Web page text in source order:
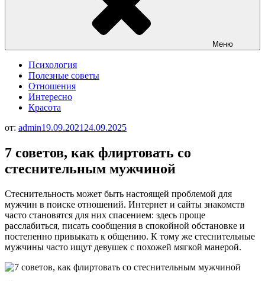
Меню
Психология
Полезные советы
Отношения
Интересно
Красота
от: admin19.09.2021 24.09.2025
7 советов, как флиртовать со
стеснительным мужчиной
Стеснительность может быть настоящей проблемой для
мужчин в поиске отношений. Интернет и сайты знакомств
часто становятся для них спасением: здесь проще
расслабиться, писать сообщения в спокойной обстановке и
постепенно привыкать к общению. К тому же стеснительные
мужчины часто ищут девушек с похожей мягкой манерой.